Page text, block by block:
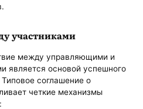
участниками
между управляющими и
является основой успешного
соглашение о
четкие механизмы